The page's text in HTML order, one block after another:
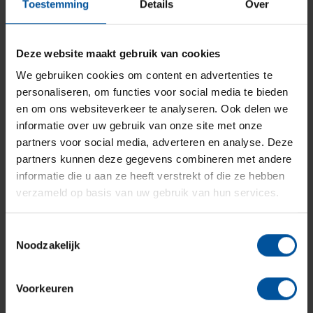
Toestemming Details Over
Deze website maakt gebruik van cookies
We gebruiken cookies om content en advertenties te
personaliseren, om functies voor social media te bieden
en om ons websiteverkeer te analyseren. Ook delen we
informatie over uw gebruik van onze site met onze
partners voor social media, adverteren en analyse. Deze
partners kunnen deze gegevens combineren met andere
informatie die u aan ze heeft verstrekt of die ze hebben
verzameld op basis van uw gebruik van hun services.
Noodzakelijk
Voorkeuren
Uitgangspunt bij de pensioenfondsen is dat
de risico's gedeeld worden door alle
aan bijvoorbeeld: aan...
Lees verder
Actieve deelnemers, slapers en
gepensioneerden
De meeste werknemers die pensioen
opbouwen doen dat bij een pensioenfonds.
deelnemer'. Deelnemers die nog niet m...